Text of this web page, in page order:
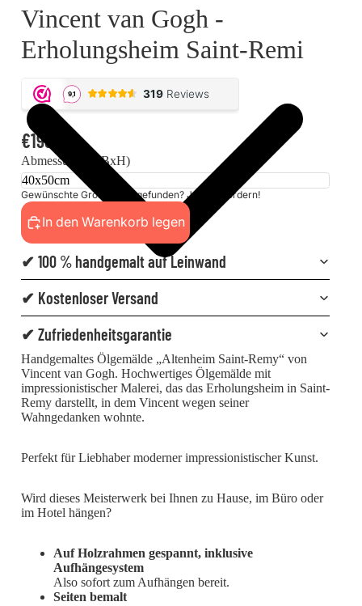
Vincent van Gogh -
Erholungsheim Saint-Remi
€199,00
Abmessungen (BxH)
Gewünschte Größe nicht gefunden? Jetzt anfordern!
In den Warenkorb legen
✔ 100 % handgemalt auf Leinwand
✔ Kostenloser Versand
✔ Zufriedenheitsgarantie
Handgemaltes Ölgemälde „Altenheim Saint-Remy“ von
Vincent van Gogh. Hochwertiges Ölgemälde mit
impressionistischer Malerei, das das Erholungsheim in Saint-
Remy darstellt, in dem Vincent wegen seiner
Wahngedanken wohnte.
Perfekt für Liebhaber moderner impressionistischer Kunst.
Wird dieses Meisterwerk bei Ihnen zu Hause, im Büro oder
im Hotel hängen?
Auf Holzrahmen gespannt, inklusive
Aufhängesystem
Also sofort zum Aufhängen bereit.
Seiten bemalt